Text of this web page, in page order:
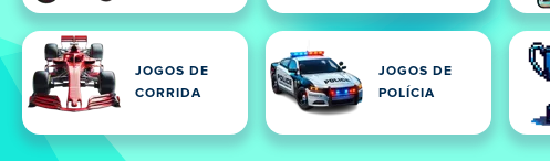
JOGOS DE
CORRIDA
JOGOS DE
POLÍCIA